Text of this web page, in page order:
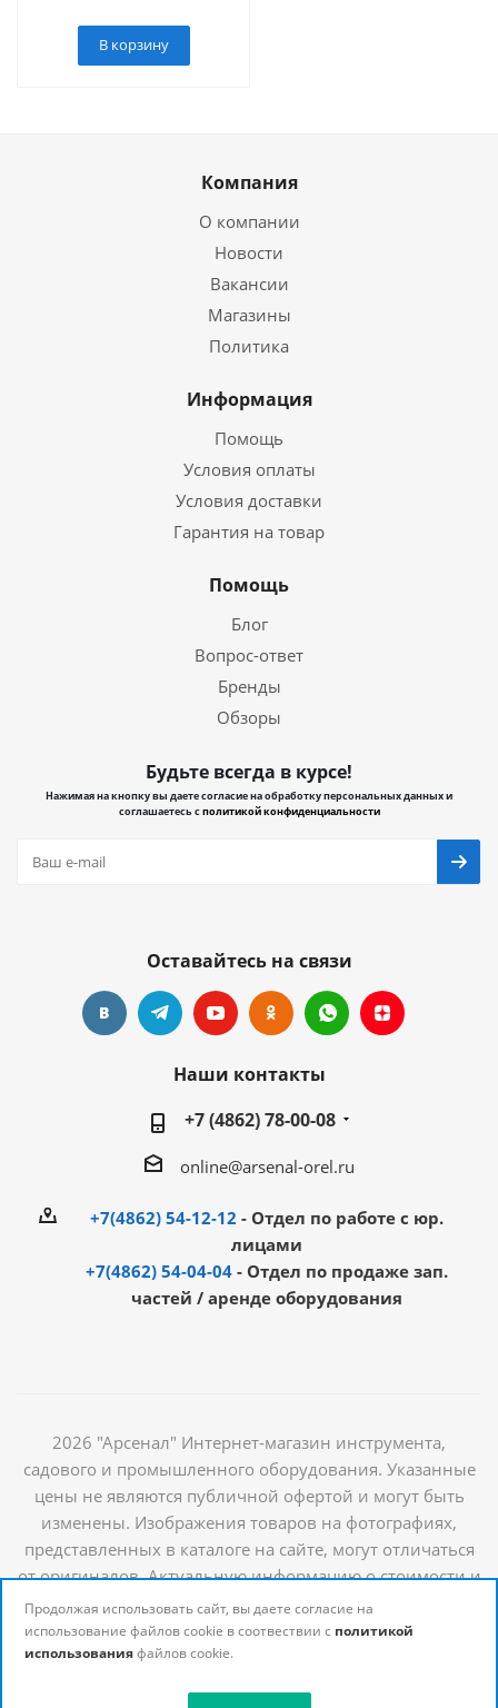
В корзину
Компания
О компании
Новости
Вакансии
Магазины
Политика
Информация
Помощь
Условия оплаты
Условия доставки
Гарантия на товар
Помощь
Блог
Вопрос-ответ
Бренды
Обзоры
Будьте всегда в курсе!
Нажимая на кнопку вы даете согласие на обработку персональных данных и
соглашаетесь сполитикой конфиденциальности
Оставайтесь на связи
Наши контакты
+7 (4862) 78-00-08
online@arsenal-orel.ru
+7(4862) 54-12-12 - Отдел по работе с юр.
лицами
+7(4862) 54-04-04 - Отдел по продаже зап.
частей / аренде оборудования
2026 "Арсенал" Интернет-магазин инструмента,
садового и промышленного оборудования. Указанные
цены не являются публичной офертой и могут быть
изменены. Изображения товаров на фотографиях,
представленных в каталоге на сайте, могут отличаться
от оригиналов. Актуальную информацию о стоимости и
наличии товаров можно получить у наших
менеджеров
Продолжая использовать сайт, вы даете согласие на
использование файлов cookie в соотвествии с политикой
использованияфайлов cookie.